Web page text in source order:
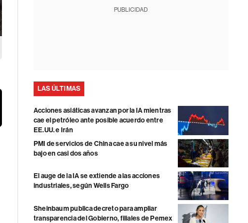
PUBLICIDAD
LAS ÚLTIMAS
Acciones asiáticas avanzan por la IA mientras
cae el petróleo ante posible acuerdo entre
EE.UU. e Irán
PMI de servicios de China cae a su nivel más
bajo en casi dos años
El auge de la IA se extiende a las acciones
industriales, según Wells Fargo
Sheinbaum publica decreto para ampliar
transparencia del Gobierno, filiales de Pemex